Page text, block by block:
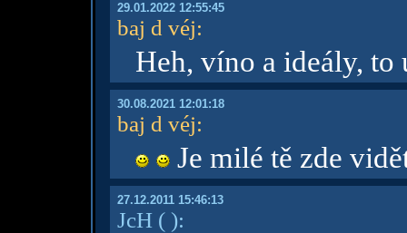
29.01.2022 12:55:45
baj d véj:
Heh, víno a ideály, to
30.08.2021 12:01:18
baj d véj:
Je milé tě zde
27.12.2011 15:46:13
JcH( ):